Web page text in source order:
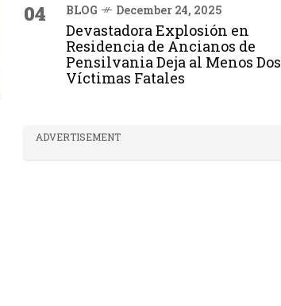
04 BLOG December 24, 2025
Devastadora Explosión en
Residencia de Ancianos de
Pensilvania Deja al Menos Dos
Víctimas Fatales
ADVERTISEMENT